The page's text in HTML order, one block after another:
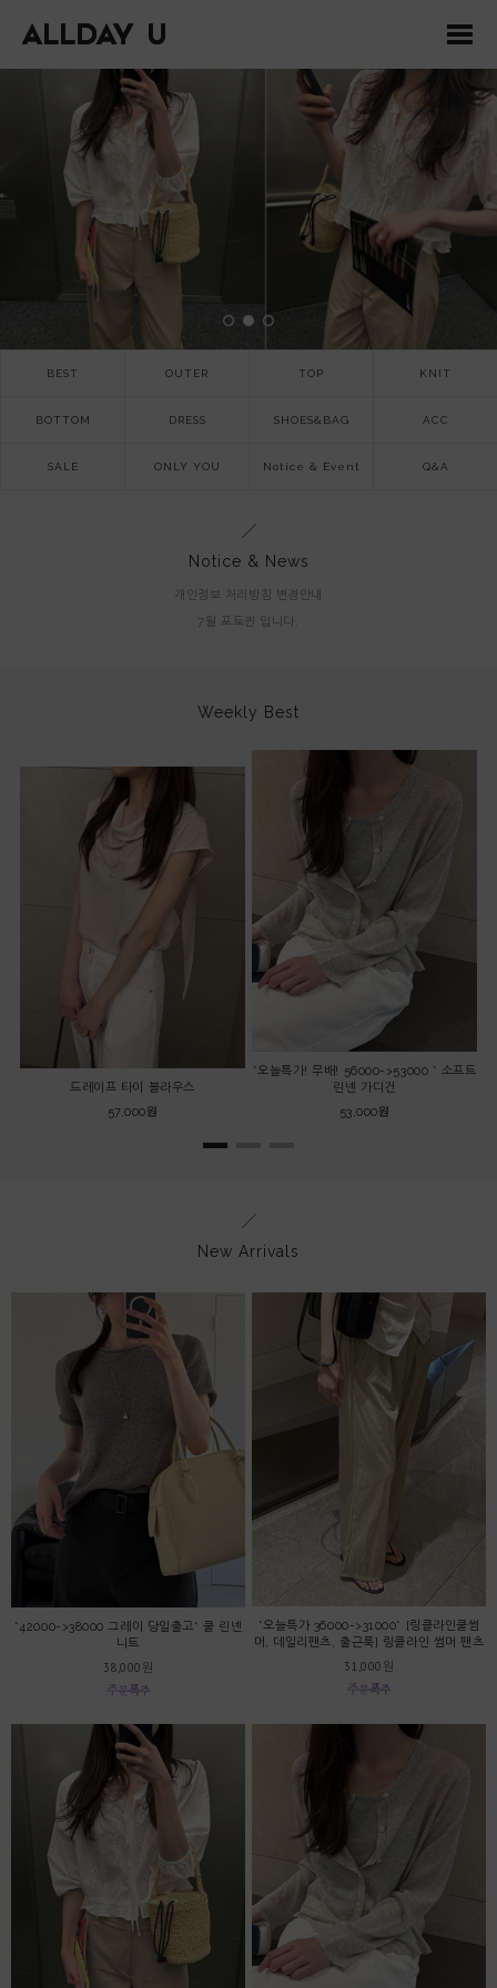
BEST OUTER TOP KNIT
BOTTOM DRESS SHOES&BAG ACC
SALE ONLY YOU Notice & Event Q&A
Notice & News
개인정보 처리방침 변경안내
7월 포토퀸 입니다.
Weekly Best
드레이프 타이 블라우스
57,000원
*오늘특가! 무배! 56000->53000 * 소프트
린넨 가디건
53,000원
New Arrivals
*42000->38000 그레이 당일출고* 쿨 린넨
니트
38,000원
*오늘특가 36000->31000* [링클라인쿨썸
머, 데일리팬츠, 출근룩] 링클라인 썸머 팬츠
31,000원